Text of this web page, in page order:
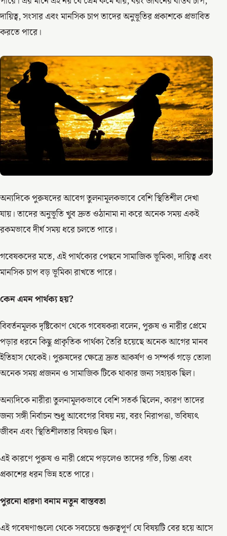
দায়িত্ব, সংসার এবং মানসিক চাপ তাদের অনুভূতির প্রকাশকে প্রভাবিত
করতে পারে।
অন্যদিকে পুরুষদের আবেগ তুলনামূলকভাবে বেশি স্থিতিশীল দেখা
যায়। তাদের অনুভূতি খুব দ্রুত ওঠানামা না করে অনেক সময় একই
রকমভাবে দীর্ঘ সময় ধরে চলতে পারে।
গবেষকদের মতে, এই পার্থক্যের পেছনে সামাজিক ভূমিকা, দায়িত্ব এবং
মানসিক চাপ বড় ভূমিকা রাখতে পারে।
কেন এমন পার্থক্য হয়?
বিবর্তনমূলক দৃষ্টিকোণ থেকে গবেষকরা বলেন, পুরুষ ও নারীর প্রেমে
পড়ার ধরনে কিছু প্রাকৃতিক পার্থক্য তৈরি হয়েছে অনেক আগের মানব
ইতিহাস থেকেই। পুরুষদের ক্ষেত্রে দ্রুত আকর্ষণ ও সম্পর্ক গড়ে তোলা
অনেক সময় প্রজনন ও সামাজিক টিকে থাকার জন্য সহায়ক ছিল।
অন্যদিকে নারীরা তুলনামূলকভাবে বেশি সতর্ক ছিলেন, কারণ তাদের
জন্য সঙ্গী নির্বাচন শুধু আবেগের বিষয় নয়, বরং নিরাপত্তা, ভবিষ্যৎ
জীবন এবং স্থিতিশীলতার বিষয়ও ছিল।
এই কারণে পুরুষ ও নারী প্রেমে পড়লেও তাদের গতি, চিন্তা এবং
প্রকাশের ধরন ভিন্ন হতে পারে।
পুরনো ধারণা বনাম নতুন বাস্তবতা
এই গবেষণাগুলো থেকে সবচেয়ে গুরুত্বপূর্ণ যে বিষয়টি বের হয়ে আসে